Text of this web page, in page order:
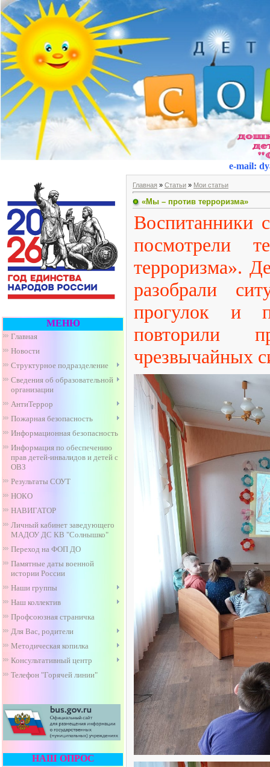
e-mail:
МЕНЮ
Главная
Новости
Структурное подразделение
Сведения об образовательной
организации
АнтиТеррор
Пожарная безопасность
Информационная безопасность
Информация по обеспечению
прав детей-инвалидов и детей с
ОВЗ
Результаты СОУТ
НОКО
НАВИГАТОР
Личный кабинет заведующего
МАДОУ ДС КВ "Солнышко"
Переход на ФОП ДО
Памятные даты военной
истории России
Наши группы
Наш коллектив
Профсоюзная страничка
Для Вас, родители
Методическая копилка
Консультативный центр
Телефон "Горячей линии"
НАШ ОПРОС
Главная » Статьи » Мои статьи
«Мы – против терроризма»
Воспитанники
посмотрели
терроризма».
разобрали
прогулок и
повторили
чрезвычайных